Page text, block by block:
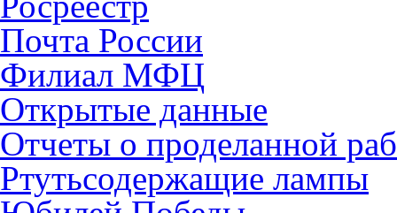
Почта России
Филиал МФЦ
Открытые данные
Отчеты о проделанной
Ртутьсодержащие лампы